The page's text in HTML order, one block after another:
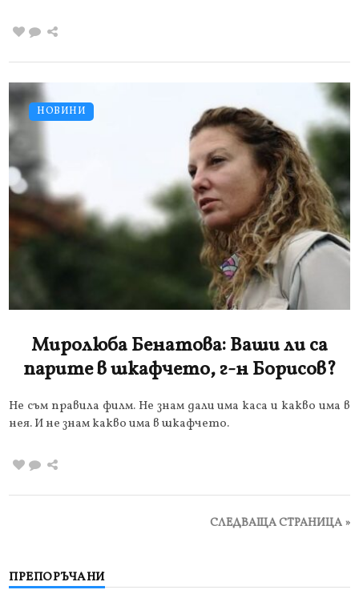
НОВИНИ
Миролюба Бенатова: Ваши ли са
парите в шкафчето, г-н Борисов?
Не съм правила филм. Не знам дали има каса и какво има в
нея. И не знам какво има в шкафчето.
СЛЕДВАЩА СТРАНИЦА »
ПРЕПОРЪЧАНИ